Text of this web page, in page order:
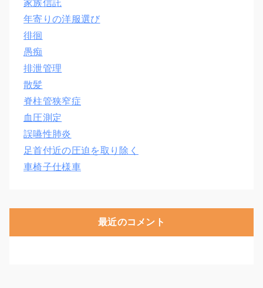
家族信託
年寄りの洋服選び
徘徊
愚痴
排泄管理
散髪
脊柱管狭窄症
血圧測定
誤嚥性肺炎
足首付近の圧迫を取り除く
車椅子仕様車
最近のコメント